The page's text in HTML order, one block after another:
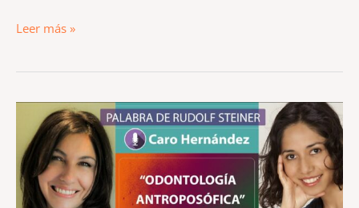
Leer más »
ODONTOLOGÍA
ANTROPOSÓFICA